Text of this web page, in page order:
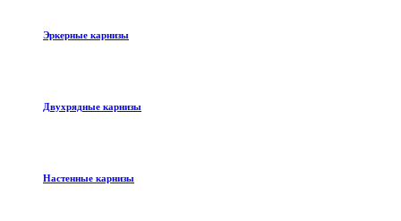
Эркерные карнизы
Двухрядные карнизы
Настенные карнизы